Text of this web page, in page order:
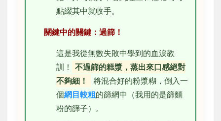
點綴其中就收手。
關鍵中的關鍵：過篩！
這是我從無數失敗中學到的血淚教
訓！
不過篩的糕漿，蒸出來口感絕對
不夠細！
將混合好的粉漿糊，倒入一
個網目較粗的篩網中（我用的是篩麵
粉的篩子）。